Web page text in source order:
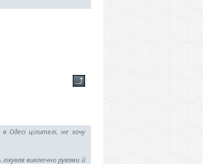
Одесі цілителі, не хочу
лікував виключно руками й